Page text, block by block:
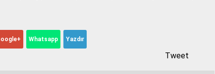
Whatsapp Yazdır
Tweet